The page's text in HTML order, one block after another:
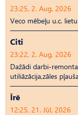
23:25, 2. Aug, 2026
Veco mēbeļu u.c.
Citi
23:22, 2. Aug, 2026
Dažādi darbi-
utiliāzācija,zāles
Īrē
12:25, 21. Jūl, 2026